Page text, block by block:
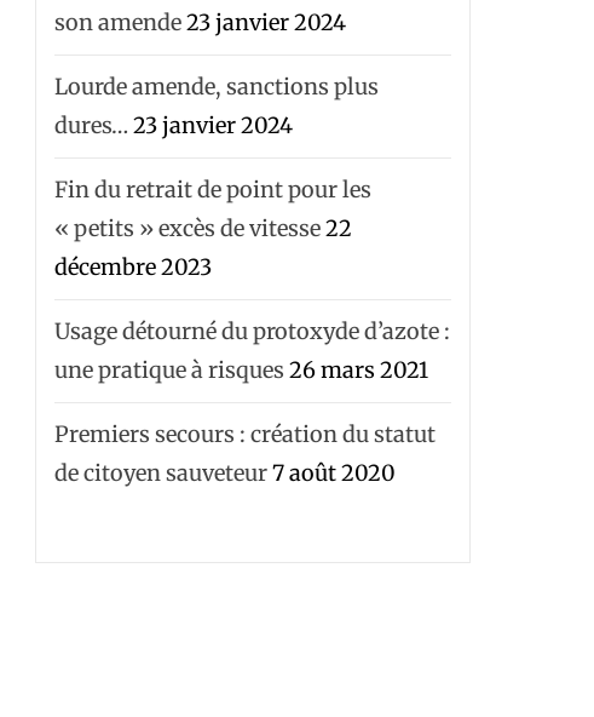
son amende23 janvier 2024
Lourde amende, sanctions plus
dures… 23 janvier 2024
Fin du retrait de point pour les
« petits » excès de vitesse22
décembre 2023
Usage détourné du protoxyde d’azote :
une pratique à risques 26 mars 2021
Premiers secours : création du statut
de citoyen sauveteur7 août 2020